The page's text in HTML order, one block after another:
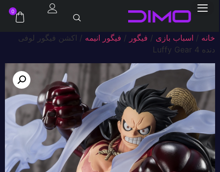
0
خانه/ اسباب بازی/ فیگور / فیگور انیمه/ اکشن فیگور لوفی
دنده 4 Luffy Gear